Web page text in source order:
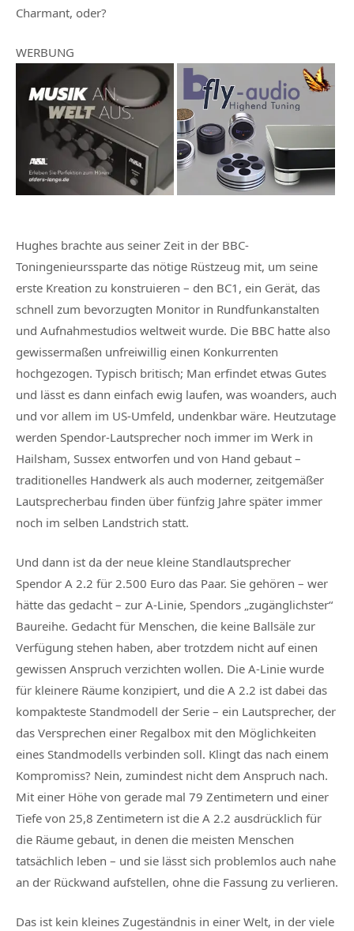
Charmant, oder?
WERBUNG
Hughes brachte aus seiner Zeit in der BBC-
Toningenieurssparte das nötige Rüstzeug mit, um seine
erste Kreation zu konstruieren – den BC1, ein Gerät, das
schnell zum bevorzugten Monitor in Rundfunkanstalten
und Aufnahmestudios weltweit wurde. Die BBC hatte also
gewissermaßen unfreiwillig einen Konkurrenten
hochgezogen. Typisch britisch; Man erfindet etwas Gutes
und lässt es dann einfach ewig laufen, was woanders, auch
und vor allem im US-Umfeld, undenkbar wäre. Heutzutage
werden Spendor-Lautsprecher noch immer im Werk in
Hailsham, Sussex entworfen und von Hand gebaut –
traditionelles Handwerk als auch moderner, zeitgemäßer
Lautsprecherbau finden über fünfzig Jahre später immer
noch im selben Landstrich statt.
Und dann ist da der neue kleine Standlautsprecher
Spendor A 2.2 für 2.500 Euro das Paar. Sie gehören – wer
hätte das gedacht – zur A-Linie, Spendors „zugänglichster“
Baureihe. Gedacht für Menschen, die keine Ballsäle zur
Verfügung stehen haben, aber trotzdem nicht auf einen
gewissen Anspruch verzichten wollen. Die A-Linie wurde
für kleinere Räume konzipiert, und die A 2.2 ist dabei das
kompakteste Standmodell der Serie – ein Lautsprecher, der
das Versprechen einer Regalbox mit den Möglichkeiten
eines Standmodells verbinden soll. Klingt das nach einem
Kompromiss? Nein, zumindest nicht dem Anspruch nach.
Mit einer Höhe von gerade mal 79 Zentimetern und einer
Tiefe von 25,8 Zentimetern ist die A 2.2 ausdrücklich für
die Räume gebaut, in denen die meisten Menschen
tatsächlich leben – und sie lässt sich problemlos auch nahe
an der Rückwand aufstellen, ohne die Fassung zu verlieren.
Das ist kein kleines Zugeständnis in einer Welt, in der viele